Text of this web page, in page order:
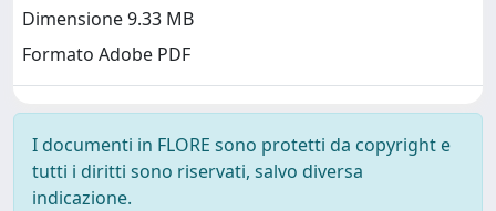
Dimensione 9.33 MB
Formato Adobe PDF
I documenti in FLORE sono protetti da copyright e
tutti i diritti sono riservati, salvo diversa
indicazione.